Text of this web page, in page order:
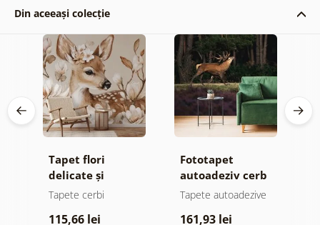
Din aceeași colecție
Tapet flori
delicate și
căprioară
Tapete cerbi
115,66 lei
Fototapet
autoadeziv cerb
maiestuos
Tapete autoadezive
161,93 lei